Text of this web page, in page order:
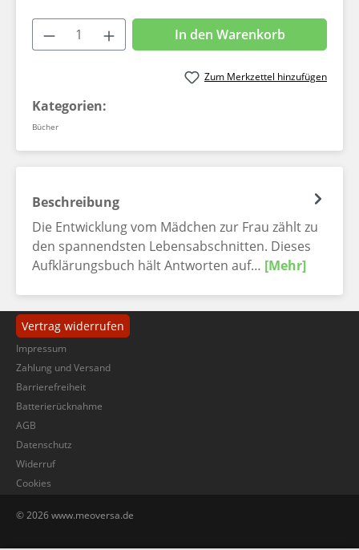
Produkt Anzahl: Gib den
In den Warenkorb
Zum Merkzettel hinzufügen
Kategorien:
Bücher
Beschreibung
Die Entwicklung vom Mädchen zur Frau zählt zu
den spannendsten Lebensabschnitten. Dieses
Aufklärungsbuch hält Antworten auf… [Mehr]
Cookies
Widerruf
Datenschutz
AGB
Batterierücknahme
Barrierefreiheit
Zahlung und Versand
Impressum
Vertrag widerrufen
© 2026 www.meoversa.de